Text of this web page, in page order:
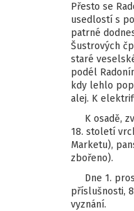
Přesto se
usedlostí s
patrné
Šustrových
staré
podél
kdy lehlo
alej. K
K osadě,
18. století
Marketu),
zbořeno).
Dne 1.
příslušnosti,
vyznání.